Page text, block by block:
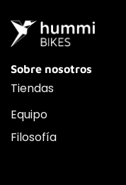
Sobre nosotros
Tiendas
Equipo
Filosofía